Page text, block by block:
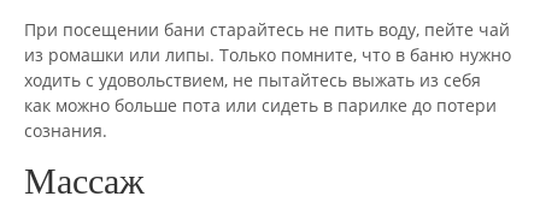
При посещении бани старайтесь не пить воду, пейте чай
из ромашки или липы. Только помните, что в баню нужно
ходить с удовольствием, не пытайтесь выжать из себя
как можно больше пота или сидеть в парилке до потери
сознания.
Массаж